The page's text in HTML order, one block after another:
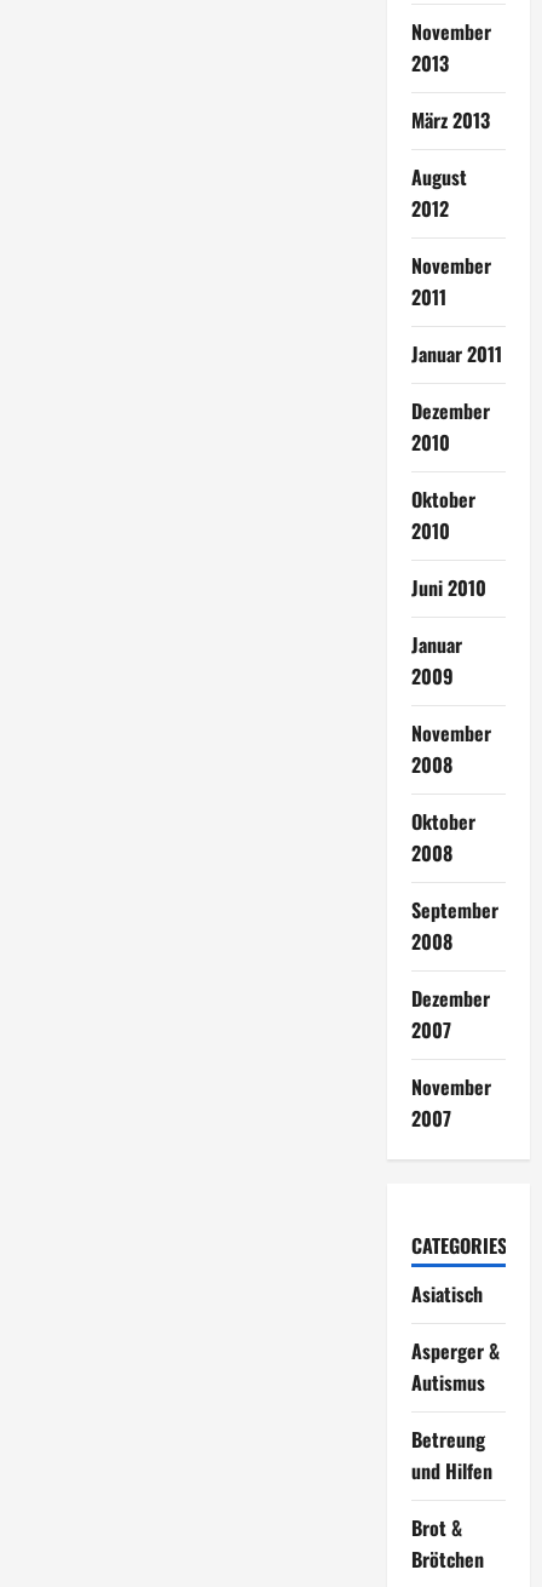
November
2013
März 2013
August
2012
November
2011
Januar 2011
Dezember
2010
Oktober
2010
Juni 2010
Januar
2009
November
2008
Oktober
2008
September
2008
Dezember
2007
November
2007
CATEGORIES
Asiatisch
Asperger &
Autismus
Betreung
und Hilfen
Brot &
Brötchen